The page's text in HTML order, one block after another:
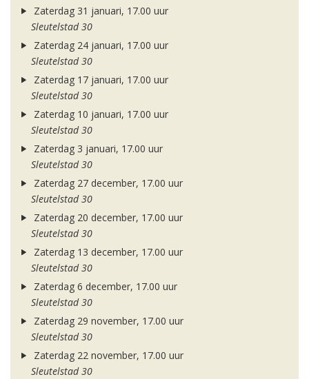
Zaterdag 31 januari, 17.00 uur
Sleutelstad 30
Zaterdag 24 januari, 17.00 uur
Sleutelstad 30
Zaterdag 17 januari, 17.00 uur
Sleutelstad 30
Zaterdag 10 januari, 17.00 uur
Sleutelstad 30
Zaterdag 3 januari, 17.00 uur
Sleutelstad 30
Zaterdag 27 december, 17.00 uur
Sleutelstad 30
Zaterdag 20 december, 17.00 uur
Sleutelstad 30
Zaterdag 13 december, 17.00 uur
Sleutelstad 30
Zaterdag 6 december, 17.00 uur
Sleutelstad 30
Zaterdag 29 november, 17.00 uur
Sleutelstad 30
Zaterdag 22 november, 17.00 uur
Sleutelstad 30